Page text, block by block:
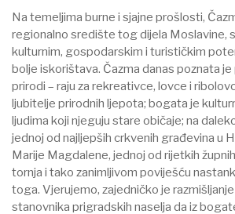
Na temeljima burne i sjajne prošlosti,
regionalno središte tog dijela Moslavine,
kulturnim, gospodarskim i turističkim
bolje iskorištava. Čazma danas poznata
prirodi – raju za rekreativce, lovce i
ljubitelje prirodnih ljepota; bogata je
ljudima koji njeguju stare običaje; na
jednoj od najljepših crkvenih građevina u
Marije Magdalene, jednoj od rijetkih
tornja i tako zanimljivom poviješću
toga. Vjerujemo, zajedničko je
stanovnika prigradskih naselja da iz